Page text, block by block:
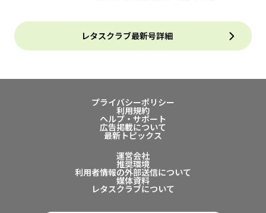
レタスクラブ最新号詳細
プライバシーポリシー
利用規約
ヘルプ・サポート
広告掲載について
最新トピックス
運営会社
推奨環境
利用者情報の外部送信について
媒体資料
レタスクラブについて